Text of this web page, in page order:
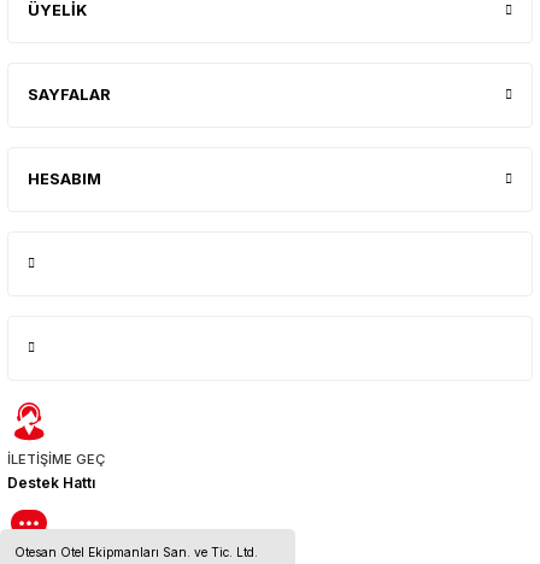
Otesan Otel Ekipmanları San. ve Tic. Ltd.
ÜYELİK
SAYFALAR
HESABIM
İLETİŞİME GEÇ
Destek Hattı